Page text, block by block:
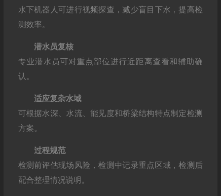
水下机器人可进行视频探查，减少盲目下水，提高检
测效率。
潜水员复核
专业潜水员可对重点部位进行近距离查看和辅助确
认。
适应复杂水域
可根据水深、水流、能见度和桥梁结构特点制定检测
方案。
过程规范
检测前评估现场风险，检测中记录重点区域，检测后
配合整理情况说明。